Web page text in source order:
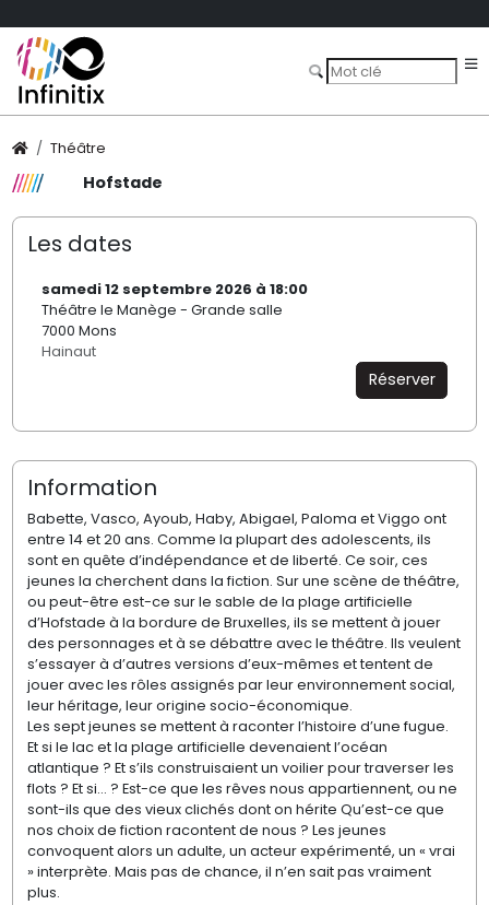
Théâtre
Hofstade
Les dates
samedi 12 septembre 2026 à 18:00
Théâtre le Manège - Grande salle
7000 Mons
Hainaut
Réserver
Information
Babette, Vasco, Ayoub, Haby, Abigael, Paloma etViggo ont
entre 14 et 20 ans. Comme la plupart des adolescents, ils
sont en quête d’indépendance et de liberté. Ce soir, ces
jeunes la cherchent dans la fiction. Sur une scène de théâtre,
ou peut-être est-ce sur le sable de la plage artificielle
d’Hofstade à la bordure de Bruxelles, ils se mettent à jouer
des personnages et à se débattre avec le théâtre. Ils veulent
s’essayer à d’autres versions d’eux-mêmes et tentent de
jouer avec les rôles assignés par leur environnement social,
leur héritage, leur origine socio-économique.
Les sept jeunes se mettent à raconter l’histoire d’une fugue.
Et si le lac et la plage artificielle devenaient l’océan
atlantique ? Et s’ils construisaient un voilier pour traverser les
flots ? Et si… ? Est-ce que les rêves nous appartiennent, ou ne
sont-ils que des vieux clichés dont on hérite Qu’est-ce que
nos choix de fiction racontent de nous ? Les jeunes
convoquent alors un adulte, un acteur expérimenté, un « vrai
» interprète. Mais pas de chance, il n’en sait pas vraiment
plus.